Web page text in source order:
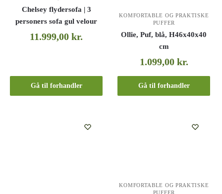
Chelsey flydersofa | 3
personers sofa gul velour
11.999,00kr.
Gå til forhandler
KOMFORTABLE OG PRAKTISKE
PUFFER
Ollie, Puf, blå, H46x40x40
cm
1.099,00 kr.
Gå til forhandler
KOMFORTABLE OG PRAKTISKE
PUFFER